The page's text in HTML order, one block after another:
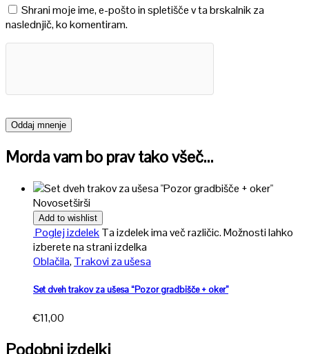
Shrani moje ime, e-pošto in spletišče v ta brskalnik za
naslednjič, ko komentiram.
Morda vam bo prav tako všeč…
Novosetširši
Add to wishlist
Poglej izdelekTa izdelek ima več različic. Možnosti lahko
izberete na strani izdelka
Oblačila, Trakovi za ušesa
Set dveh trakov za ušesa “Pozor gradbišče + oker”
€11,00
Podobni izdelki